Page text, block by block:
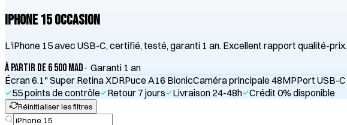
iPhone 15 Occasion
L'iPhone 15 avec USB-C, certifié, testé, garanti 1 an. Excellent rapport qualité-prix.
à partir de 6 500 MAD · Garanti 1 an
Écran 6.1" Super Retina XDRPuce A16 BionicCaméra principale 48MPPort USB-C
55 points de contrôle
Retour 7 jours Livraison 24-48h Crédit 0% disponible
Réinitialiser les filtres